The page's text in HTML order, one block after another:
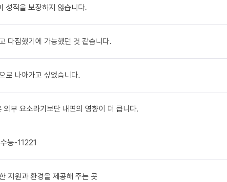
성적을 보장하지 않습니다.
다짐했기에 가능했던 것 같습니다.
로 나아가고 싶었습니다.
부 요소라기보단 내면의 영향이 더 큽니다.
능-11221
지원과 환경을 제공해 주는 곳